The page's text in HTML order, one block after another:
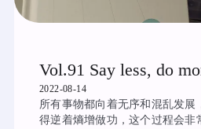
Vol.91 Say less, do
2022-08-14
所有事物都向着无序和混乱发展
得逆着熵增做功，这个过程会非